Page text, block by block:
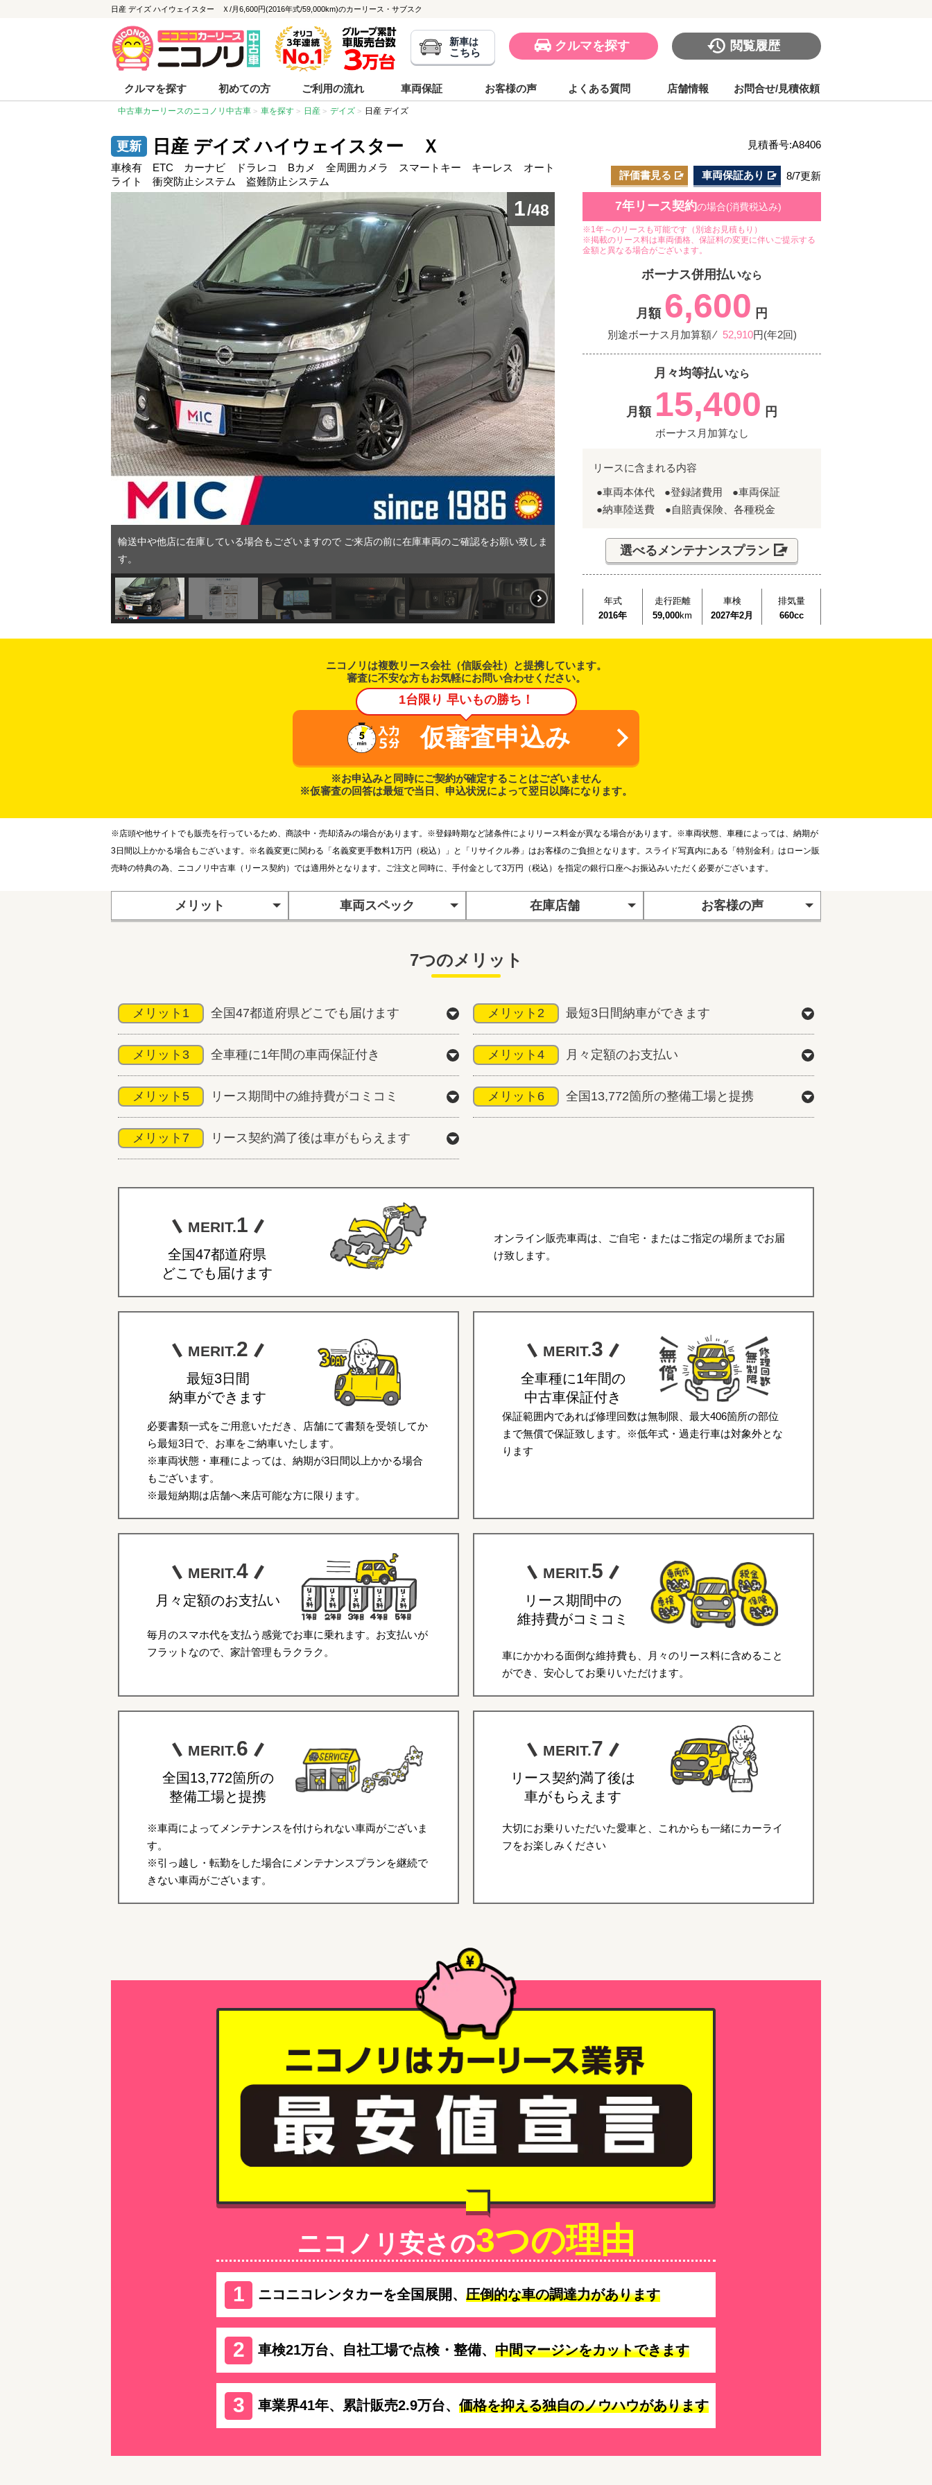
日産 デイズ ハイウェイスター Ｘ/月6,600円(2016年式/59,000km)のカーリース・サブスク
新車は
こちら クルマを探す 閲覧履歴
クルマを探す 初めての方 ご利用の流れ 車両保証 お客様の声 よくある質問 店舗情報 お問合せ/見積依頼
中古車カーリースのニコノリ中古車 車を探す 日産 デイズ 日産 デイズ
日産 デイズ ハイウェイスター Ｘ
見積番号:A8406
車検有 ETC カーナビ ドラレコ Bカメ 全周囲カメラ スマートキー キーレス オート
ライト 衝突防止システム 盗難防止システム
評価書見る 車両保証あり 8/7更新
1/48
輸送中や他店に在庫している場合もございますので ご来店の前に在庫車両のご確認をお願い致しま
す。
7年リース契約の場合(消費税込み)
※1年～のリースも可能です（別途お見積もり）
※掲載のリース料は車両価格、保証料の変更に伴いご提示する
金額と異なる場合がございます。
ボーナス併用払いなら
月額 6,600 円
別途ボーナス月加算額 ⁄ 52,910円(年2回)
月々均等払いなら
月額 15,400 円
ボーナス月加算なし
リースに含まれる内容
●車両本体代 ●登録諸費用
●車両保証
●納車陸送費 ●自賠責保険、各種税金
選べるメンテナンスプラン
年式
2016年
走行距離
59,000km
車検
2027年2月
排気量
660cc
ニコノリは複数リース会社（信販会社）と提携しています。
審査に不安な方もお気軽にお問い合わせください。
1台限り 早いもの勝ち！
仮審査申込み
※お申込みと同時にご契約が確定することはございません
※仮審査の回答は最短で当日、申込状況によって翌日以降になります。
※店頭や他サイトでも販売を行っているため、商談中・売却済みの場合があります。※登録時期など諸条件によりリース料金が異なる場合があります。※車両状態、車種によっては、納期が
3日間以上かかる場合もございます。※名義変更に関わる「名義変更手数料1万円（税込）」と「リサイクル券」はお客様のご負担となります。スライド写真内にある「特別金利」はローン販
売時の特典の為、ニコノリ中古車（リース契約）では適用外となります。ご注文と同時に、手付金として3万円（税込）を指定の銀行口座へお振込みいただく必要がございます。
メリット 車両スペック 在庫店舗 お客様の声
7つのメリット
メリット1 全国47都道府県どこでも届けます メリット2 最短3日間納車ができます
メリット3 全車種に1年間の車両保証付き メリット4 月々定額のお支払い
メリット5 リース期間中の維持費がコミコミ メリット6 全国13,772箇所の整備工場と提携
メリット7 リース契約満了後は車がもらえます
MERIT.1
全国47都道府県
どこでも届けます
オンライン販売車両は、ご自宅・またはご指定の場所までお届
け致します。
MERIT.2
最短3日間
納車ができます
必要書類一式をご用意いただき、店舗にて書類を受領してか
ら最短3日で、お車をご納車いたします。
※車両状態・車種によっては、納期が3日間以上かかる場合
もございます。
※最短納期は店舗へ来店可能な方に限ります。
MERIT.3
全車種に1年間の
中古車保証付き
保証範囲内であれば修理回数は無制限、最大406箇所の部位
まで無償で保証致します。※低年式・過走行車は対象外とな
ります
MERIT.4
月々定額のお支払い
毎月のスマホ代を支払う感覚でお車に乗れます。お支払いが
フラットなので、家計管理もラクラク。
MERIT.5
リース期間中の
維持費がコミコミ
車にかかわる面倒な維持費も、月々のリース料に含めること
ができ、安心してお乗りいただけます。
MERIT.6
全国13,772箇所の
整備工場と提携
※車両によってメンテナンスを付けられない車両がございま
す。
※引っ越し・転勤をした場合にメンテナンスプランを継続で
きない車両がございます。
MERIT.7
リース契約満了後は
車がもらえます
大切にお乗りいただいた愛車と、これからも一緒にカーライ
フをお楽しみください
ニコノリ安さの3つの理由
ニコニコレンタカーを全国展開、 圧倒的な車の調達力があります
車検21万台、自社工場で点検・整備、 中間マージンをカットできます
車業界41年、累計販売2.9万台、 価格を抑える独自のノウハウがあります